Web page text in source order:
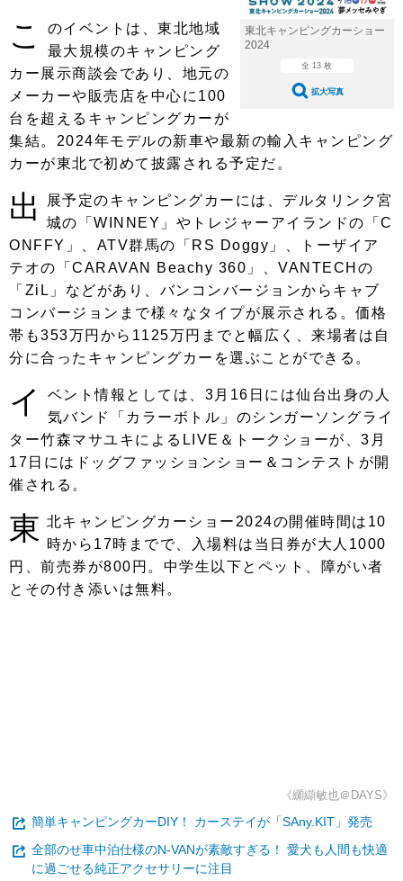
鈑金・塗装
ヘッドライト磨き コーティング
フィルム・ラッピング
小キズ直し 防錆
特集記事
ストップ 不具合修理＆粗悪修理
カーメーカー「旧車」関連プロジェ
クト
コラム
ショップ紹介
ショップレポート プロショップ検索
レストア
カーメーカー「旧車」関連プロジ
ェクト
コラム
イベント
東北キャンピングカーショー
2024
全 13 枚
拡大写真
こ
のイベントは、東北地域
最大規模のキャンピング
カー展示商談会であり、地元の
メーカーや販売店を中心に100
台を超えるキャンピングカーが
集結。2024年モデルの新車や最新の輸入キャンピング
カーが東北で初めて披露される予定だ。
出
展予定のキャンピングカーには、デルタリンク宮
城の「WINNEY」やトレジャーアイランドの「C
ONFFY」、ATV群馬の「RS Doggy」、トーザイア
テオの「CARAVAN Beachy 360」、VANTECHの
「ZiL」などがあり、バンコンバージョンからキャブ
コンバージョンまで様々なタイプが展示される。価格
帯も353万円から1125万円までと幅広く、来場者は自
分に合ったキャンピングカーを選ぶことができる。
イ
ベント情報としては、3月16日には仙台出身の人
気バンド「カラーボトル」のシンガーソングライ
ター竹森マサユキによるLIVE＆トークショーが、3月
17日にはドッグファッションショー＆コンテストが開
催される。
東 北キャンピングカーショー2024の開催時間は10
時から17時までで、入場料は当日券が大人1000
円、前売券が800円。中学生以下とペット、障がい者
とその付き添いは無料。
《纐纈敏也＠DAYS》
簡単キャンピングカーDIY！ カーステイが「SAny.KIT」発売
全部のせ車中泊仕様のN-VANが素敵すぎる！ 愛犬も人間も快適
に過ごせる純正アクセサリーに注目